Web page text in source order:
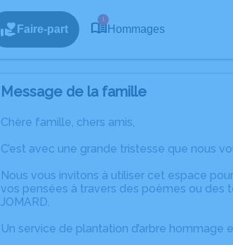
Faire-part
1
Hommages
Message de la famille
Chère famille, chers amis,
C’est avec une grande tristesse que nous
Nous vous invitons à utiliser cet espace
vos pensées à travers des poèmes ou des
JOMARD.
Un service de plantation d’arbre hommage